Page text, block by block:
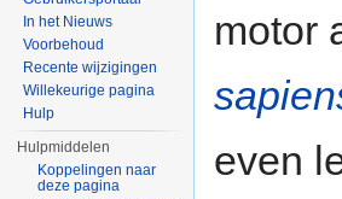
motor
even
In het Nieuws
Voorbehoud
Recente wijzigingen
Willekeurige pagina
Hulp
Hulpmiddelen
Koppelingen naar
deze pagina